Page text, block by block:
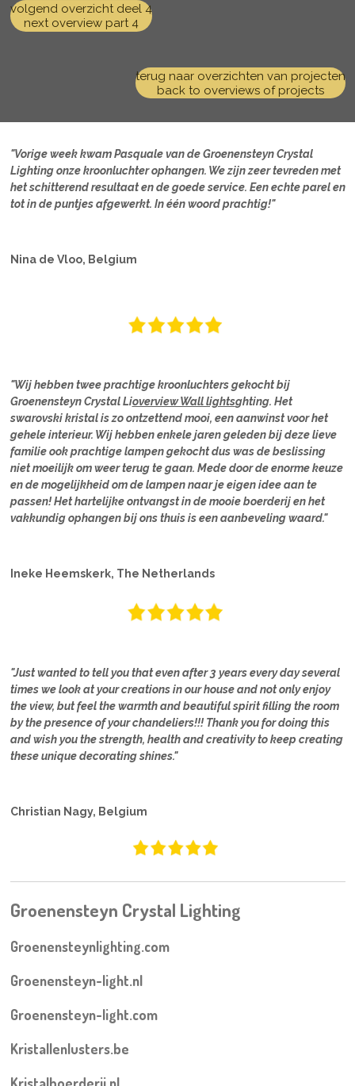
volgend overzicht deel 4
next overview part 4
terug naar overzichten van projecten
back to overviews of projects
"Vorige week kwam Pasquale van de Groenensteyn Crystal
Lighting onze kroonluchter ophangen. We zijn zeer tevreden met
het schitterend resultaat en de goede service. Een echte parel en
tot in de puntjes afgewerkt. In één woord prachtig!"
Nina de Vloo, Belgium
"Wij hebben twee prachtige kroonluchters gekocht bij
Groenensteyn Crystal Lioverview Wall lightsghting. Het
swarovski kristal is zo ontzettend mooi, een aanwinst voor het
gehele interieur. Wij hebben enkele jaren geleden bij deze lieve
familie ook prachtige lampen gekocht dus was de beslissing
niet moeilijk om weer terug te gaan. Mede door de enorme keuze
en de mogelijkheid om de lampen naar je eigen idee aan te
passen! Het hartelijke ontvangst in de mooie boerderij en het
vakkundig ophangen bij ons thuis is een aanbeveling waard."
Ineke Heemskerk, The Netherlands
"Just wanted to tell you that even after 3 years every day several
times we look at your creations in our house and not only enjoy
the view, but feel the warmth and beautiful spirit filling the room
by the presence of your chandeliers!!! Thank you for doing this
and wish you the strength, health and creativity to keep creating
these unique decorating shines."
Christian Nagy, Belgium
Groenensteyn Crystal Lighting
Groenensteynlighting.com
Groenensteyn-light.nl
Groenensteyn-light.com
Kristallenlusters.be